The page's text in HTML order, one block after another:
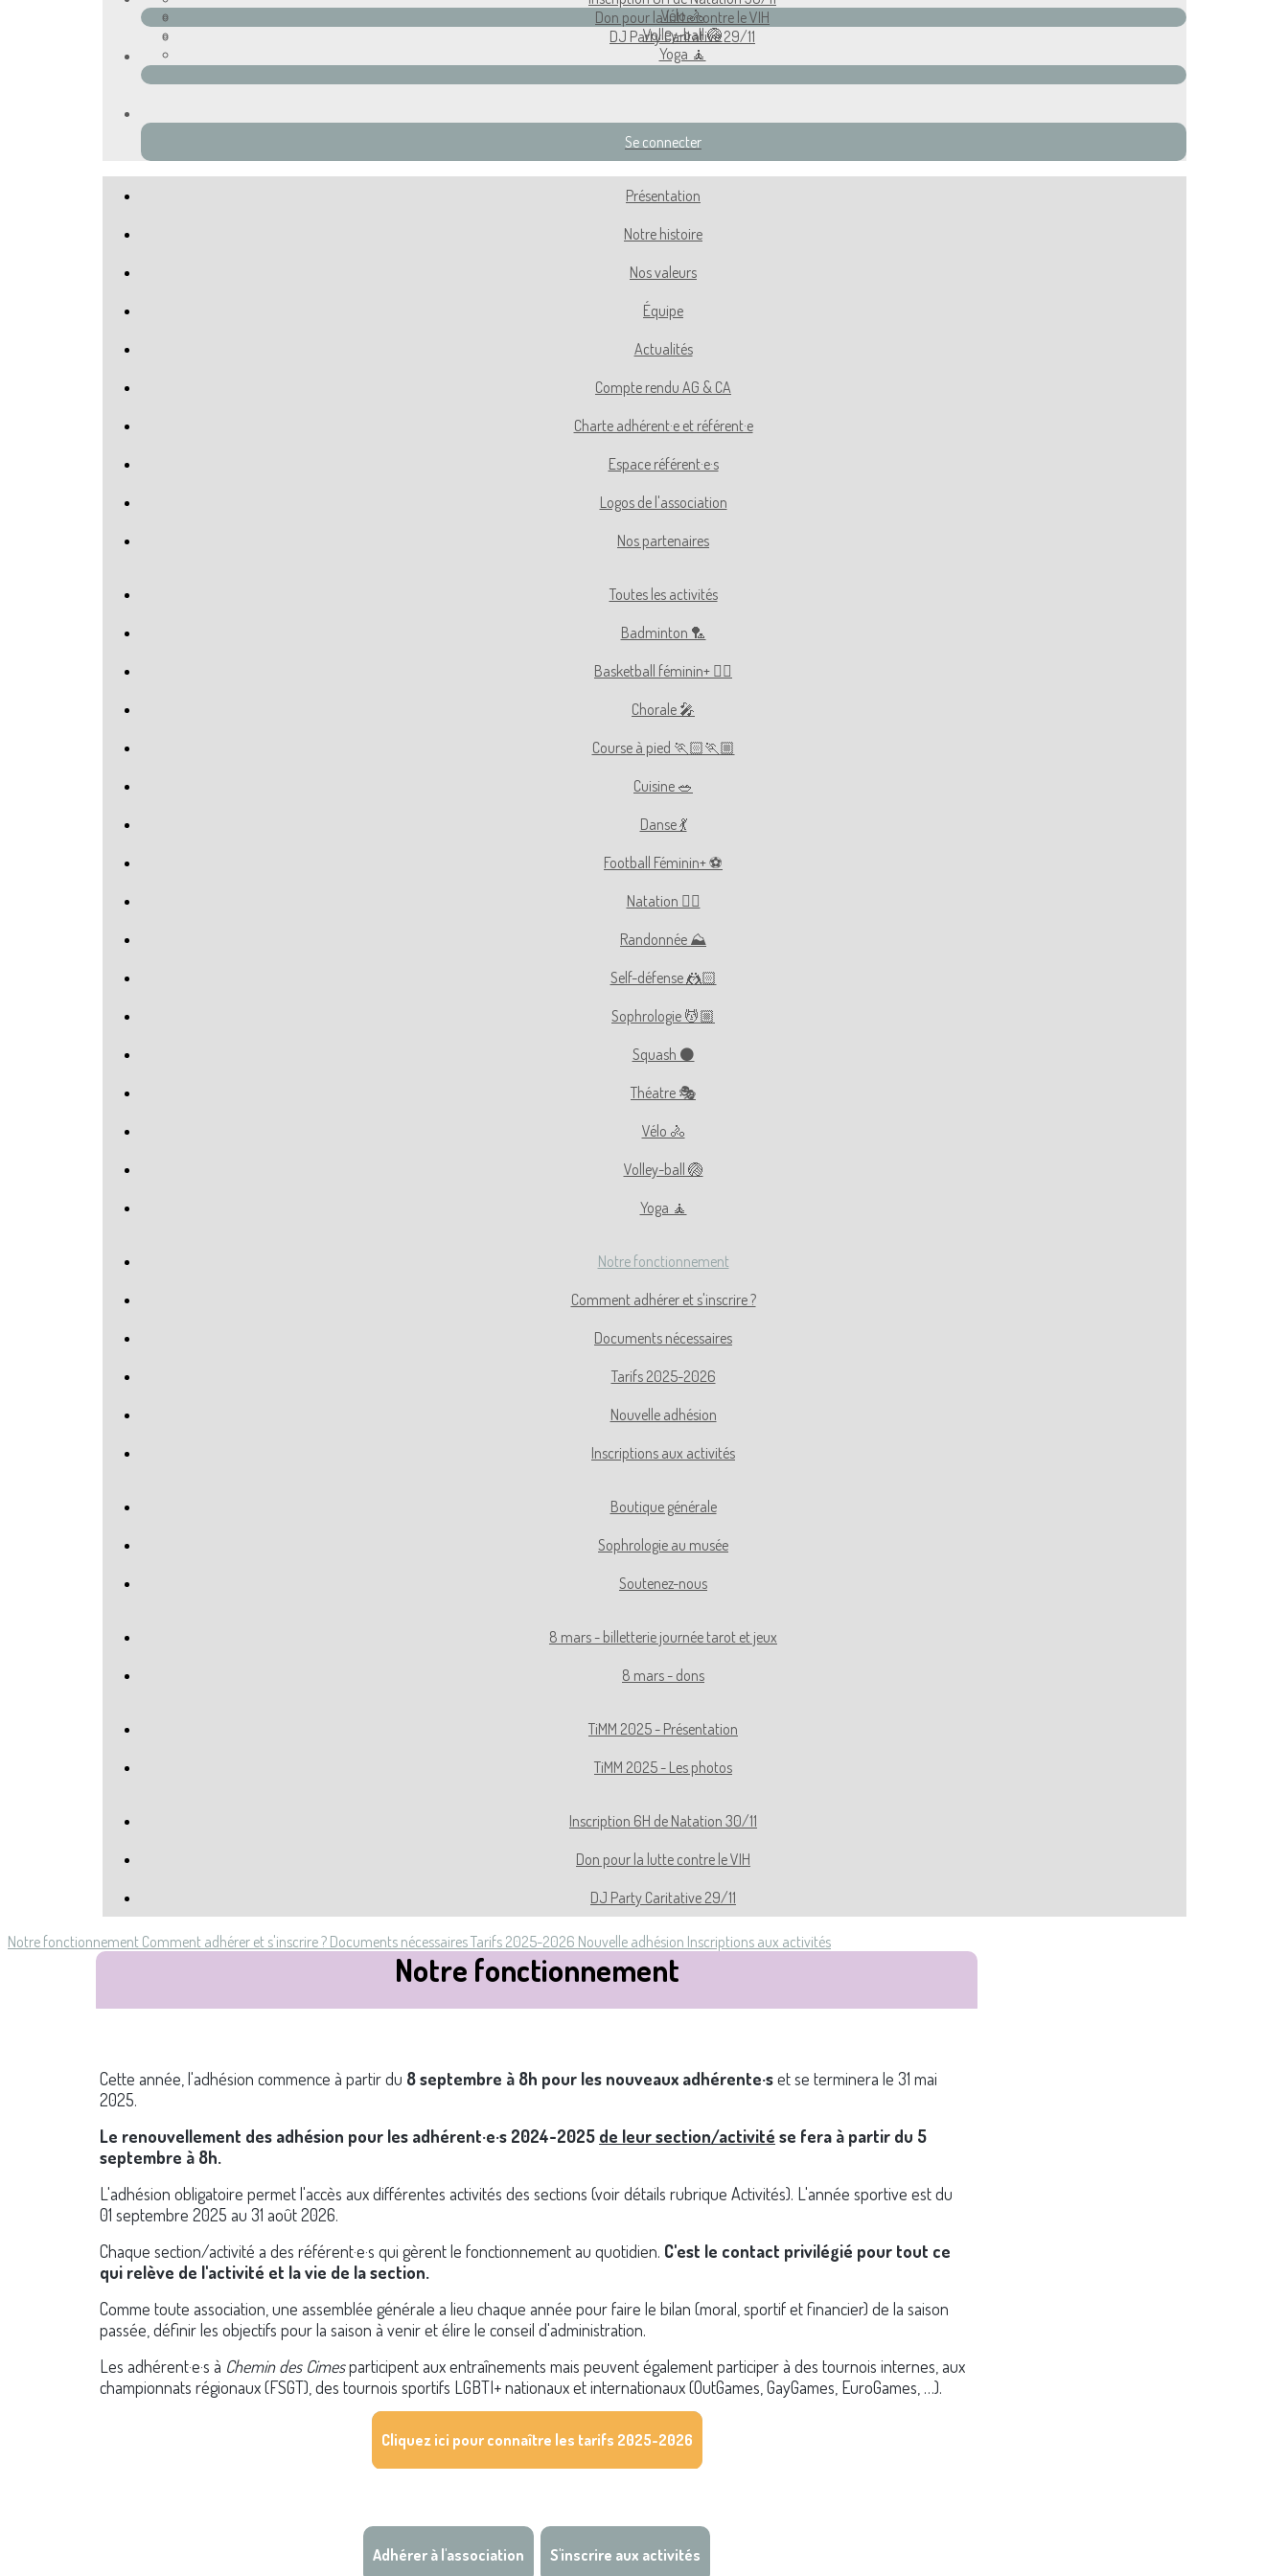
Vélo 🚴
Volley-ball 🏐
Yoga 🧘
Don pour la lutte contre le VIH
DJ Party Caritative 29/11
Se connecter
Présentation
Notre histoire
Nos valeurs
Équipe
Actualités
Compte rendu AG & CA
Charte adhérent·e et référent·e
Espace référent·e·s
Logos de l'association
Nos partenaires
Toutes les activités
Badminton 🏸
Basketball féminin+ ⛹🏻
Chorale 🎤
Course à pied 🏃🏻🏃🏼
Cuisine 🥗
Danse 💃
Football Féminin+ ⚽️
Natation 🏊🏻
Randonnée ⛰
Self-défense 🤼🏻
Sophrologie 💆🏼
Squash ⚫️
Théatre 🎭
Vélo 🚴
Volley-ball 🏐
Yoga 🧘
Notre fonctionnement
Comment adhérer et s'inscrire ?
Documents nécessaires
Tarifs 2025-2026
Nouvelle adhésion
Inscriptions aux activités
Boutique générale
Sophrologie au musée
Soutenez-nous
8 mars - billetterie journée tarot et jeux
8 mars - dons
TiMM 2025 - Présentation
TiMM 2025 - Les photos
Inscription 6H de Natation 30/11
Don pour la lutte contre le VIH
DJ Party Caritative 29/11
Notre fonctionnement Comment adhérer et s'inscrire ? Documents nécessairesTarifs 2025-2026 Nouvelle adhésion Inscriptions aux activités
Notre fonctionnement
Cette année, l'adhésion commence à partir du 8 septembre à 8h pour les nouveaux adhérente·set se terminera le 31 mai
2025.
Le renouvellement des adhésion pour les adhérent·e·s 2024-2025 de leur section/activité se fera à partir du 5
septembre à 8h.
L'adhésion obligatoire permet l'accès aux différentes activités des sections (voir détails rubrique Activités). L'année sportive est du
01 septembre 2025 au 31 août 2026.
Chaque section/activité a des référent·e·s qui gèrent le fonctionnement au quotidien. C'est le contact privilégié pour tout ce
qui relève de l'activité et la vie de la section.
Comme toute association, une assemblée générale a lieu chaque année pour faire le bilan (moral, sportif et financier) de la saison
passée, définir les objectifs pour la saison à venir et élire le conseil d'administration.
Les adhérent·e·s à Chemin des Cimesparticipent aux entraînements mais peuvent également participer à des tournois internes, aux
championnats régionaux (FSGT), des tournois sportifs LGBTI+ nationaux et internationaux (OutGames, GayGames, EuroGames, …).
Deux tarifs sont proposés pour adhérer à l'association :
Cliquez ici pour connaître les tarifs 2025-2026
Adhérer à l'association S'inscrire aux activités